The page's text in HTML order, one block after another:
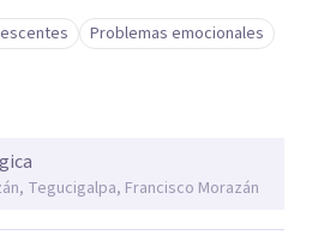
Problemas emocionales
Tegucigalpa, Francisco Morazán